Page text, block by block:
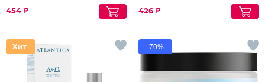
454 ₽
426 ₽
-70%